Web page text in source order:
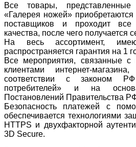
Все товары, представленные
«Галерея ножей»
поставщиков и проходит все
качества, после чего получается
На весь ассортимент,
распространяется гарантия на 1
Все мероприятия, связанные с
клиентами интернет-
соответствии с законом
потребителей» и на
Постановлений Правительства
Безопасность платежей с
обеспечивается технологиями
HTTPS и двухфакторной
3D Secure.